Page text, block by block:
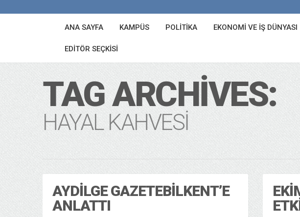
ANA SAYFA KAMPÜS POLITIKA EKONOMI VE İŞ DÜNYASI
EDITÖR SEÇKISI
TAG ARCHIVES:
HAYAL KAHVESI
AYDILGE GAZETEBILKENT’E
ANLATTI